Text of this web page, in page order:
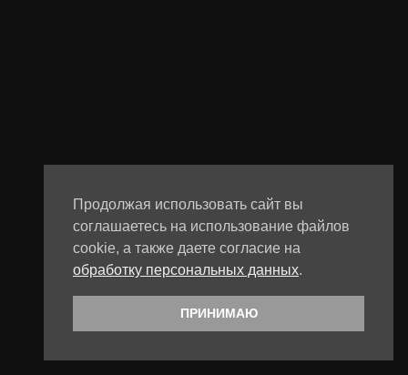
Продолжая использовать сайт вы
соглашаетесь на использование файлов
cookie, а также даете согласие на
обработку персональных данных.
ПРИНИМАЮ